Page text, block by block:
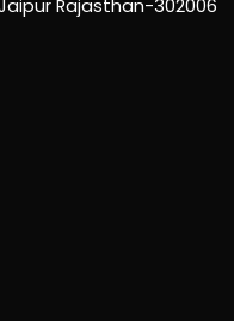
Rajasthan-302006